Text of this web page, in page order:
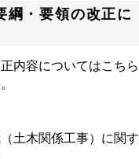
綱・要領の改正に
内容についてはこちら
土木関係工事）に関す